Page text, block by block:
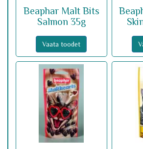
Beaphar Malt Bits
Salmon 35g
Vaata toodet